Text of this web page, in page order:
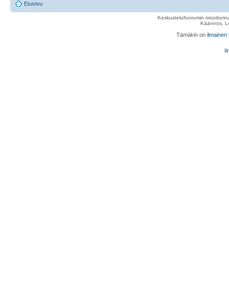
Etusivu
Keskustelufoorumin
Käännös,
Tämäkin on ilmainen